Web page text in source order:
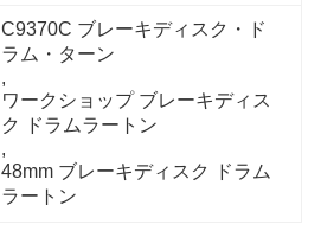
C9370C ブレーキディスク・ド
ラム・ターン
,
ワークショップ ブレーキディス
ク ドラムラートン
,
48mm ブレーキディスク ドラム
ラートン